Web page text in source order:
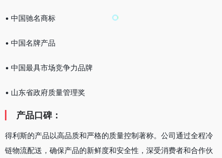
• 中国驰名商标
• 中国名牌产品
• 中国最具市场竞争力品牌
• 山东省政府质量管理奖
产品口碑：
得利斯的产品以高品质和严格的质量控制著称。公司通过全程冷
链物流配送，确保产品的新鲜度和安全性，深受消费者和合作伙